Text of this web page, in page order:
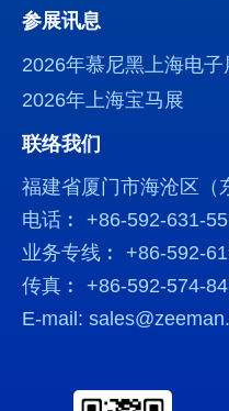
参展讯息
2026年慕尼黑上海电子
2026年上海宝马展
联络我们
福建省厦门市海沧区（
电话︰ +86-592-631-
业务专线︰ +86-592-
传真︰ +86-592-574-
E-mail: